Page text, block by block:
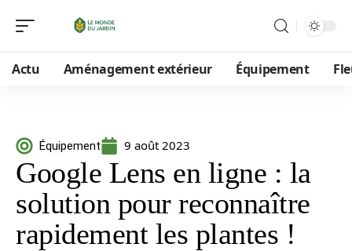
Actu Aménagement extérieur Équipement
Équipement 9 août 2023
Google Lens en ligne : la
solution pour reconnaître
rapidement les plantes !